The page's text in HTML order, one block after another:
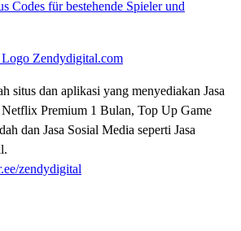
Codes für bestehende Spieler und
situs dan aplikasi yang menyediakan Jasa
Premium 1 Bulan, Top Up Game
dan Jasa Sosial Media seperti Jasa
zendydigital